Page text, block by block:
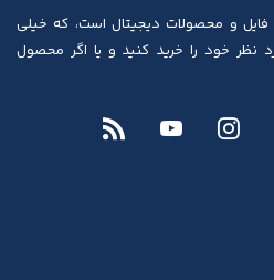
و محصولات دیجیتال است، که خیلی
نظر خود را خرید کنید و یا اگر محصول